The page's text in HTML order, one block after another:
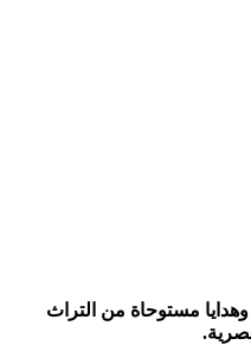
مستوحاة من التراث